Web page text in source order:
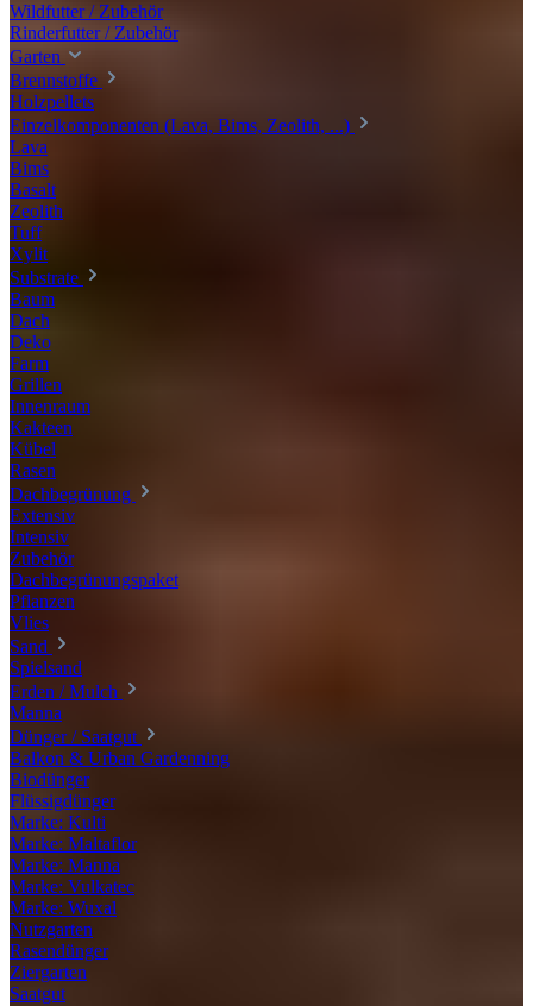
Wildfutter / Zubehör
Rinderfutter / Zubehör
Garten
Brennstoffe
Holzpellets
Einzelkomponenten (Lava, Bims, Zeolith, ...)
Lava
Bims
Basalt
Zeolith
Tuff
Xylit
Substrate
Baum
Dach
Deko
Farm
Grillen
Innenraum
Kakteen
Kübel
Rasen
Dachbegrünung
Extensiv
Intensiv
Zubehör
Dachbegrünungspaket
Pflanzen
Vlies
Sand
Spielsand
Erden / Mulch
Manna
Dünger / Saatgut
Balkon & Urban Gardenning
Biodünger
Flüssigdünger
Marke: Kulti
Marke: Maltaflor
Marke: Manna
Marke: Vulkatec
Marke: Wuxal
Nutzgarten
Rasendünger
Ziergarten
Saatgut